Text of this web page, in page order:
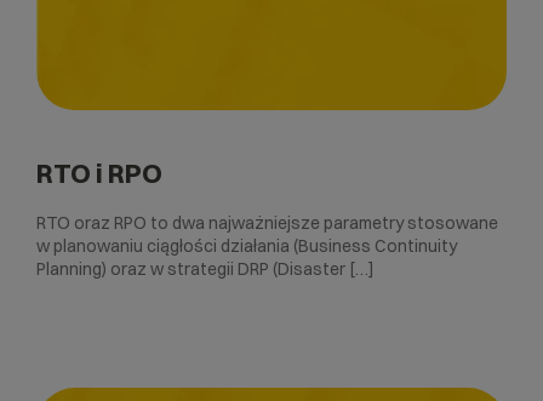
RTO i RPO
RTO oraz RPO to dwa najważniejsze parametry stosowane
w planowaniu ciągłości działania (Business Continuity
Planning) oraz w strategii DRP (Disaster […]